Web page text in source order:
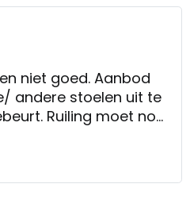
niet goed. Aanbod
andere stoelen uit te
Ruiling moet nog